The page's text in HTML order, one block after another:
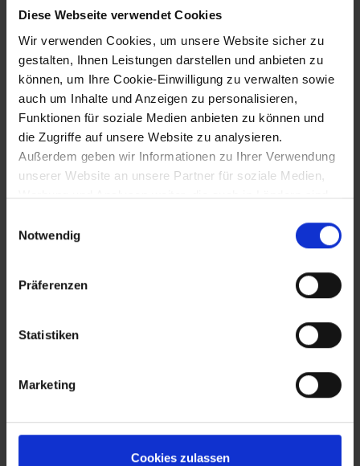
Diese Webseite verwendet Cookies
Wir verwenden Cookies, um unsere Website sicher zu
gestalten, Ihnen Leistungen darstellen und anbieten zu
können, um Ihre Cookie-Einwilligung zu verwalten sowie
auch um Inhalte und Anzeigen zu personalisieren,
Funktionen für soziale Medien anbieten zu können und
die Zugriffe auf unsere Website zu analysieren.
Außerdem geben wir Informationen zu Ihrer Verwendung
unserer Website an unsere Partner für soziale Medien,
Werbung und Analysen weiter, die auch in Ländern sind,
gegeben ist, und in denen Sie Ihre Rechte uU nicht
effektiv durchsetzen können. Unsere Partner führen
diese Informationen möglicherweise mit weiteren Daten
zusammen, die Sie ihnen bereitgestellt haben oder die
haben.
Notwendig
Präferenzen
Statistiken
Marketing
Cookies zulassen
~1245
Nennung von Wien, Krems und
Starhemberg ("Starkenberch urbs") in der
Ebstorfer Weltkarte
6.1.1246
15.6.1246
Tod des letzten Babenbergerherzogs
Friedrich II. in der Schlacht an der Leitha
(bei Ebenfurth?)